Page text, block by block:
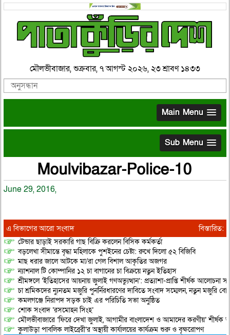
মৌলভীবাজার, শুক্রবার, ৭ আগস্ট ২০২৬, ২৩ শ্রাবণ ১৪৩৩
Main Menu
Sub Menu
Moulvibazar-Police-10
June 29, 2016,
এ বিভাগের আরো সংবাদ বিস্তারিত:
টেন্ডার ছাড়াই সরকারি গাছ বিক্রি করলেন বিসিক কর্মকর্তা
বড়লেখা সীমান্তে বৃদ্ধা মহিলাকে পুশইনের চেষ্টা: রুখে দিলো ৫২ বিজিবি
মাছ ধরার জালে আটকে মা/রা গেল বিশাল আকৃতির অজগর
ন্যাশনাল টি কোম্পানির ১২ চা বাগানের চা বিক্রয়ে নতুন ইতিহাস
শ্রীমঙ্গলে ‘ইতিহাসের আয়নায় জুলাই গণঅভ্যুত্থান’: প্রত্যাশা-প্রাপ্তি শীর্ষক আলোচনা
চা শ্রমিকদের ন্যুনতম মজুরি পুনর্নিরধারণের দাবিতে সংবাদ সম্মেলন, নতুন মজুরি
কমলগঞ্জে নিরাপদ সড়ক চাই এর পরিচিতি সভা অনুষ্ঠিত
শোক সংবাদ ‘রসমোহন সিংহ’
মৌলভীবাজারে ‘ফিরে দেখা জুলাই, আগামীর বাংলাদেশ ও আমাদের করণীয়’ শীর্ষক
কুলাউড়া পাবলিক লাইব্রেরী’র অস্থায়ী কার্যালয়ের কার্যক্রম শুরু ও বৃক্ষরোপণ